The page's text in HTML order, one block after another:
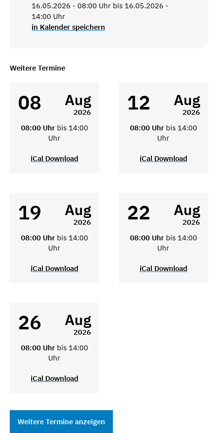
16.05.2026 - 08:00 Uhr bis 16.05.2026 -
14:00 Uhr
in Kalender speichern
Weitere Termine
08 Aug
2026
08:00 Uhr bis 14:00
Uhr
iCal Download
12 Aug
2026
08:00 Uhr bis 14:00
Uhr
iCal Download
19 Aug
2026
08:00 Uhr bis 14:00
Uhr
iCal Download
22 Aug
2026
08:00 Uhr bis 14:00
Uhr
iCal Download
26 Aug
2026
08:00 Uhr bis 14:00
Uhr
iCal Download
Weitere Termine anzeigen